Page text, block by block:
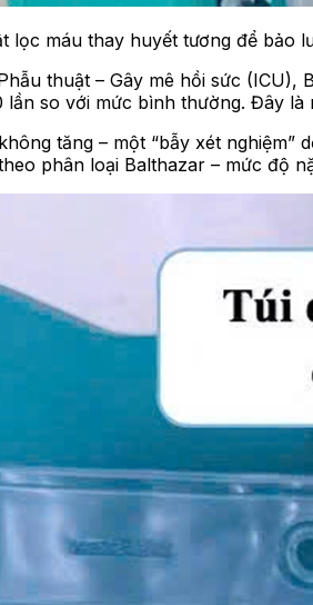
lọc máu thay huyết tương để bảo
thuật – Gây mê hồi sức
lần so với mức bình thường. Đây
tăng – một “bẫy xét nghiệm”
phân loại Balthazar – mức độ